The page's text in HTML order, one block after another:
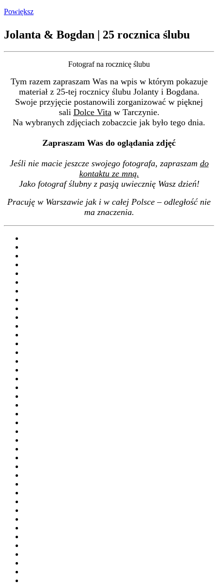
Powiększ
Jolanta & Bogdan | 25 rocznica ślubu
Fotograf na rocznicę ślubu
Tym razem zapraszam Was na wpis w którym pokazuje
materiał z 25-tej rocznicy ślubu Jolanty i Bogdana.
Swoje przyjęcie postanowili zorganizować w pięknej
sali Dolce Vita w Tarczynie.
Na wybranych zdjęciach zobaczcie jak było tego dnia.
Zapraszam Was do oglądania zdjęć
Jeśli nie macie jeszcze swojego fotografa, zapraszam do
kontaktu ze mną.
Jako fotograf ślubny z pasją uwiecznię Wasz dzień!
Pracuję w Warszawie jak i w całej Polsce – odległość nie
ma znaczenia.